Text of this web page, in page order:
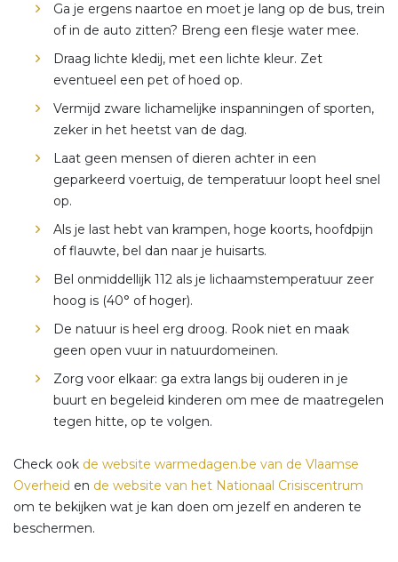
Ga je ergens naartoe en moet je lang op de bus, trein
of in de auto zitten? Breng een flesje water mee.
Draag lichte kledij, met een lichte kleur. Zet
eventueel een pet of hoed op.
Vermijd zware lichamelijke inspanningen of sporten,
zeker in het heetst van de dag.
Laat geen mensen of dieren achter in een
geparkeerd voertuig, de temperatuur loopt heel snel
op.
Als je last hebt van krampen, hoge koorts, hoofdpijn
of flauwte, bel dan naar je huisarts.
Bel onmiddellijk 112 als je lichaamstemperatuur zeer
hoog is (40° of hoger).
De natuur is heel erg droog. Rook niet en maak
geen open vuur in natuurdomeinen.
Zorg voor elkaar: ga extra langs bij ouderen in je
buurt en begeleid kinderen om mee de maatregelen
tegen hitte, op te volgen.
Check ook de website warmedagen.be van de Vlaamse
Overheid en de website van het Nationaal Crisiscentrum
om te bekijken wat je kan doen om jezelf en anderen te
beschermen.